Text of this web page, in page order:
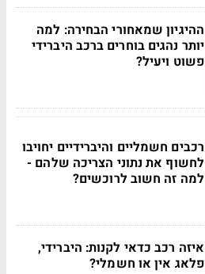
ההיגיון שמאחורי הבחירה: למה
יותר נהגים בוחרים ברכב היברידי
פשוט ויעיל?
רכבים חשמליים והיברידיים יחויבו
לחשוף את נתוני הצריכה שלהם -
למה זה חשוב לרוכשים?
איזה רכב כדאי לקנות: היברידי,
פלאג אין או חשמלי?